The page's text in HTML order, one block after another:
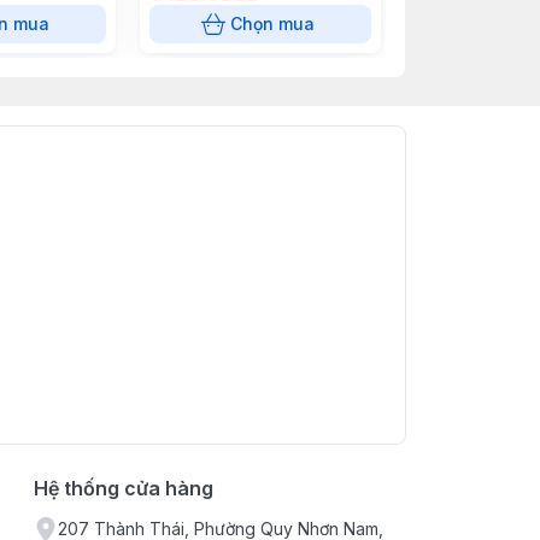
mua Chọn mua
Hệ thống cửa hàng
207 Thành Thái, Phường Quy Nhơn Nam,